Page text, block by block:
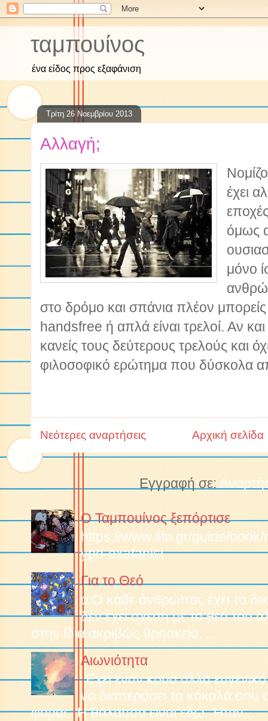
ταμπουίνος
ένα είδος προς εξαφάνιση
Τρίτη 26 Νοεμβρίου 2013
Αλλαγή;
έχει
όμως
μόνο
στο δρόμο και σπάνια πλέον μπορείς
handsfree ή απλά είναι τρελοί. Αν και
κανείς τους δεύτερους τρελούς και
φιλοσοφικό ερώτημα που δύσκολα
Νεότερες αναρτήσεις Αρχική σελίδα
Εγγραφή σε:
Ο Ταμπουίνος ξεπόρτισε
https://www.lifo.gr/guide/
ypo-exafanisi
Για το Θεό
α.O κάθε άνθρωπος έχει το
δεν έχει σχέση με το θεό του
στην ίδια ακριβώς θρησκεία. ...
Αιωνιότητα
Έχει έναν κρύο αλλά
να διαπεράσει τα κόκαλά
φοράς. Η θάλασσα είναι εδώ. Ήταν...